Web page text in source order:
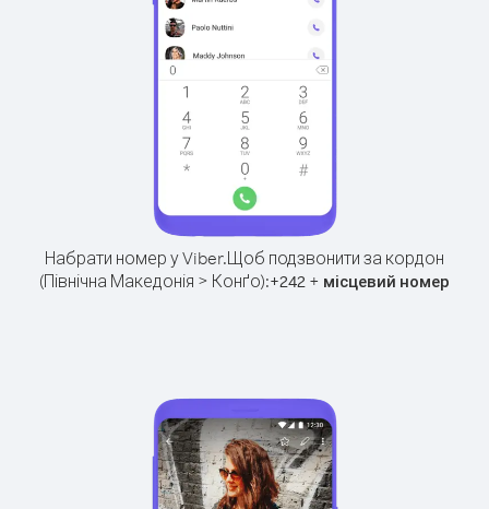
Набрати номер у Viber.Щоб подзвонити за кордон
(Північна Македонія > Конґо):+242 + місцевий номер